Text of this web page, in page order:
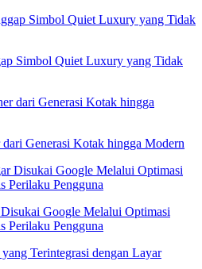
Simbol Quiet Luxury yang Tidak
Generasi Kotak hingga Modern
Google Melalui Optimasi
Perilaku Pengguna